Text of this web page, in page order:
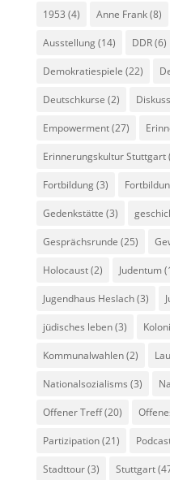
1953 (4) Anne Frank(8)
Ausstellung(14) DDR(6)
Demokratiespiele (22)
Deutschkurse (2)
Empowerment(27)
Erinnerungskultur Stuttgart
Fortbildung(3)
Gedenkstätte (3)
Gesprächsrunde (25)
Holocaust(2) Judentum
Jugendhaus Heslach(3)
jüdisches leben(3)
Kommunalwahlen(2)
Nationalsozialisms (3)
Offener Treff(20)
Partizipation(21)
Stadttour(3) Stuttgart